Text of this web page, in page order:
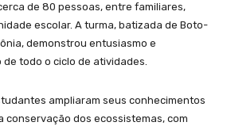
de 80 pessoas, entre familiares,
escolar. A turma, batizada de Boto-
demonstrou entusiasmo e
todo o ciclo de atividades.
ampliaram seus conhecimentos
conservação dos ecossistemas, com